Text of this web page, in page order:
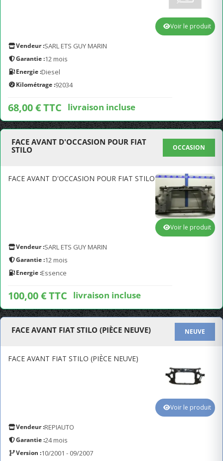
Vendeur :SARL ETS GUY MARIN
Garantie :12 mois
Energie :Diesel
Kilométrage :92034
68,00 € TTC livraison incluse
Voir le produit
FACE AVANT D'OCCASION POUR FIAT
STILO
OCCASION
FACE AVANT D'OCCASION POUR FIAT STILO
Vendeur :SARL ETS GUY MARIN
Garantie :12 mois
Energie :Essence
100,00 € TTC livraison incluse
Voir le produit
FACE AVANT FIAT STILO (PIÈCE NEUVE) NEUVE
FACE AVANT FIAT STILO (PIÈCE NEUVE)
Vendeur :REPIAUTO
Garantie :24 mois
Version :10/2001 - 09/2007
Voir le produit